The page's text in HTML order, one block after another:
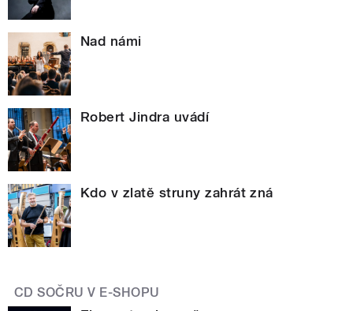
Nad námi
Robert Jindra uvádí
Kdo v zlatě struny zahrát zná
CD SOČRU V E-SHOPU